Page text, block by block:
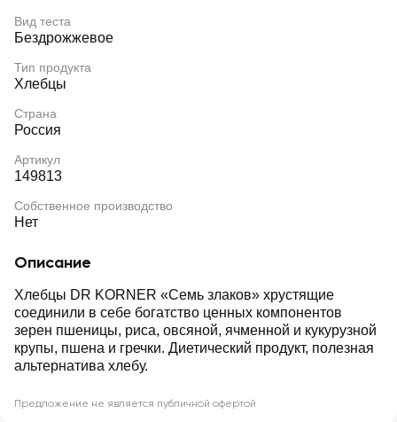
Вид теста
Бездрожжевое
Тип продукта
Хлебцы
Страна
Россия
Артикул
149813
Собственное производство
Нет
Описание
Хлебцы DR KORNER «Семь злаков» хрустящие
соединили в себе богатство ценных компонентов
зерен пшеницы, риса, овсяной, ячменной и кукурузной
крупы, пшена и гречки. Диетический продукт, полезная
альтернатива хлебу.
Предложение не является публичной офертой